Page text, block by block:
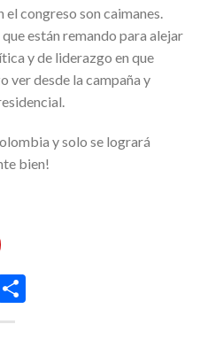
congreso son caimanes.
están remando para alejar
y de liderazgo en que
ver desde la campaña y
y solo se logrará
bien!